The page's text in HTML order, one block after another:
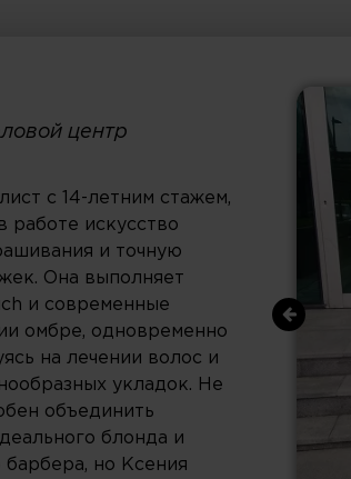
центр
с 14-летним стажем,
работе искусство
и точную
Она выполняет
и современные
омбре, одновременно
на лечении волос и
укладок. Не
объединить
блонда и
барбера, но Ксения